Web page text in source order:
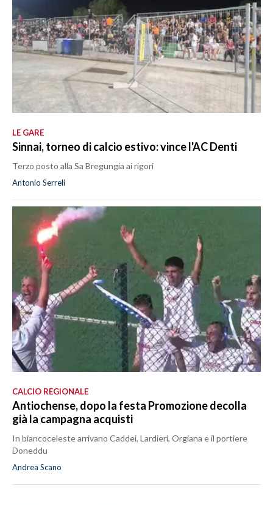
LE GARE
Sinnai, torneo di calcio estivo: vince l'AC Denti
Terzo posto alla Sa Bregungia ai rigori
Antonio Serreli
CALCIO REGIONALE
Antiochense, dopo la festa Promozione decolla
già la campagna acquisti
In biancoceleste arrivano Caddei, Lardieri, Orgiana e il portiere
Doneddu
Andrea Scano